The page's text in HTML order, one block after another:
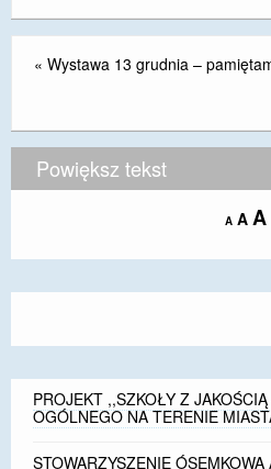
« Wystawa 13 grudnia –
Powiększ tekst
A Decrease
size.
A A
PROJEKT ,,SZKOŁY Z
OGÓLNEGO NA TERENIE
STOWARZYSZENIE ÓSEMKOWA